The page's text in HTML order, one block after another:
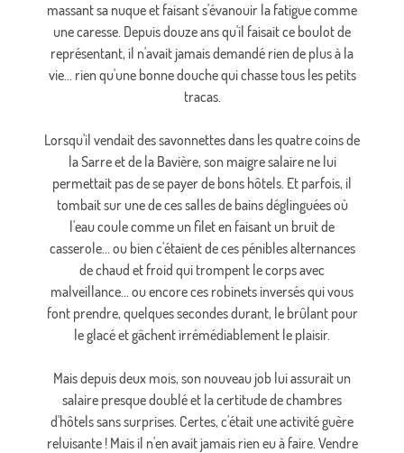
massant sa nuque et faisant s'évanouir la fatigue comme
une caresse. Depuis douze ans qu'il faisait ce boulot de
représentant, il n'avait jamais demandé rien de plus à la
vie... rien qu'une bonne douche qui chasse tous les petits
tracas.
Lorsqu'il vendait des savonnettes dans les quatre coins de
la Sarre et de la Bavière, son maigre salaire ne lui
permettait pas de se payer de bons hôtels. Et parfois, il
tombait sur une de ces salles de bains déglinguées où
l'eau coule comme un filet en faisant un bruit de
casserole... ou bien c'étaient de ces pénibles alternances
de chaud et froid qui trompent le corps avec
malveillance... ou encore ces robinets inversés qui vous
font prendre, quelques secondes durant, le brûlant pour
le glacé et gâchent irrémédiablement le plaisir.
Mais depuis deux mois, son nouveau job lui assurait un
salaire presque doublé et la certitude de chambres
d'hôtels sans surprises. Certes, c'était une activité guère
reluisante ! Mais il n'en avait jamais rien eu à faire. Vendre